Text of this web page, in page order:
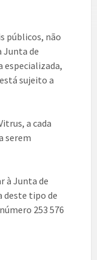
públicos, não
Junta de
especializada,
sujeito a
a cada
serem
à Junta de
deste tipo de
253 576